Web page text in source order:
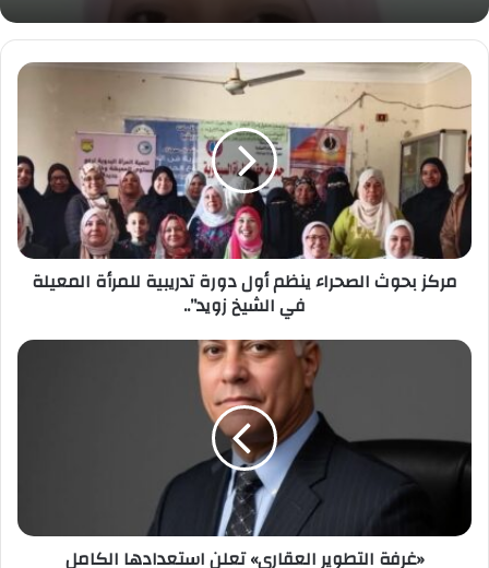
مركز
ينظم
أول
دورة
تدريبية
للمرأة
المعيلة
فيمركز بحوث الصحراء ينظم أول دورة تدريبية للمرأة المعيلة
في الشيخ زويد”..
«غرفة
استعدادها
الكامل
إعادة
«غرفة التطوير العقاري» تعلن استعدادها الكامل